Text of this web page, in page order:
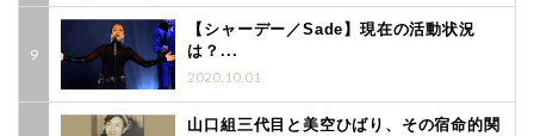
【シャーデー／Sade】現在の活動状況
は？...
2020.10.01
山口組三代目と美空ひばり、その宿命的関